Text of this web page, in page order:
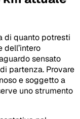
di quanto potresti
dell’intero
sensato
partenza. Provare
e soggetto a
uno strumento